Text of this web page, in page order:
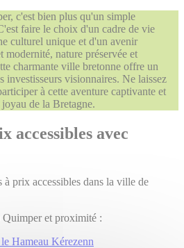
c'est bien plus qu'un simple
faire le choix d'un cadre de vie
culturel unique et d'un avenir
nature préservée et
charmante ville bretonne offre un
investisseurs visionnaires. Ne laissez
à cette aventure captivante et
de la Bretagne.
accessibles avec
à prix accessibles dans la ville de
Quimper et proximité :
Hameau Kérezenn